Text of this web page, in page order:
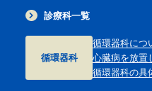
診療科一覧
循環器科
循環器科につ
心臓病を放置
循環器科の具